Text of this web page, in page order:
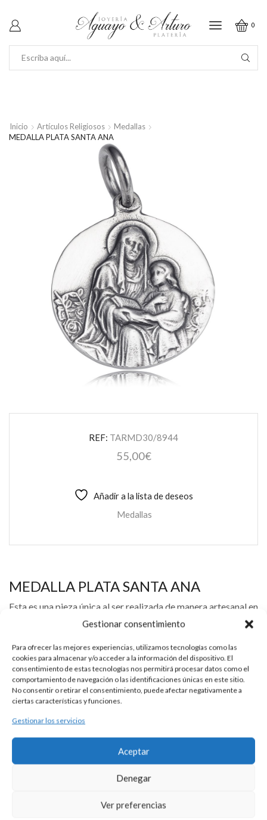
Gestionar consentimiento
Para ofrecer las mejores experiencias, utilizamos tecnologías como las
cookies para almacenar y/o acceder a la información del dispositivo. El
consentimiento de estas tecnologías nos permitirá procesar datos como el
comportamiento de navegación o las identificaciones únicas en este sitio.
No consentir o retirar el consentimiento, puede afectar negativamente a
ciertas características y funciones.
Gestionar los servicios
Aceptar
Denegar
Ver preferencias
0
Inicio Artículos Religiosos
Medallas
MEDALLA PLATA SANTA ANA
REF: TARMD30/8944
55,00€
Añadir a la lista de deseos
Medallas
MEDALLA PLATA SANTA ANA
Esta es una pieza única al ser realizada de manera artesanal en
nuestros talleres de Madrid, España. Es por ello por lo que sus
Para cualquier consulta contacte con nosotros.
DESCRIPCIÓN
Medalla de plata 925 con la imagen de Santa Ana con la
Virgen María.
Diámetro aproximado 19 mm.
Se puede personalizar con la tipografía que usted elija. Precio
del grabado no incluído.